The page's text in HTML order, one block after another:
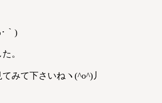
｀)
。
みて下さいねヽ(^o^)丿